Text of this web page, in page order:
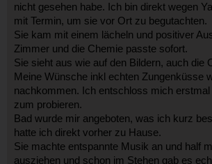
nicht gesehen habe. Ich bin direkt wegen
mit Termin, um sie vor Ort zu begutachten.
Sie kam mit einem lächeln und positiver
Zimmer und die Chemie passte sofort.
Sie sieht aus wie auf den Bildern, auch die
Meine Wünsche inkl echten Zungenküsse
nachkommen. Ich entschloss mich erstmal
zum probieren.
Bad wurde mir angeboten, was ich kurz
hatte ich direkt vorher zu Hause.
Sie machte entspannte Musik an und half
ausziehen und schon im Stehen gab es